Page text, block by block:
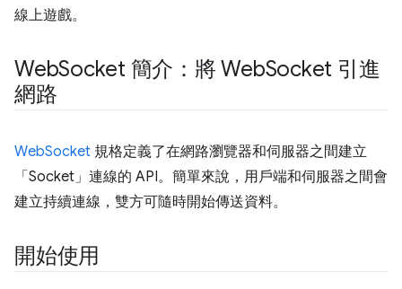
線上遊戲。
WebSocket 簡介：將 WebSocket 引進
網路
WebSocket 規格定義了在網路瀏覽器和伺服器之間建立
「Socket」連線的 API。簡單來說，用戶端和伺服器之間會
建立持續連線，雙方可隨時開始傳送資料。
開始使用